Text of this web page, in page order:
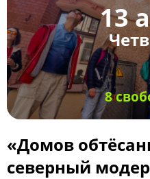
13
8
«Домов
северный